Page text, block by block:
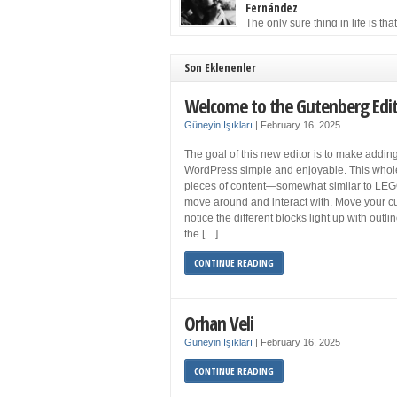
to solution may well be to get more sleep but
you get your 8 hours a night and still feel
Fernández
The only sure thing in life is that
sooner rather than later the leader of the
Revolution would succumb to that most strict
ways by the […]
Son Eklenenler
Welcome to the Gutenberg
Güneyin Işıkları February 16, 2025
The goal of this new editor is to make
WordPress simple and enjoyable. This
pieces of content—somewhat similar to
move around and interact with. Move your
notice the different blocks light up with
the […]
CONTINUE READING
Orhan Veli
Güneyin Işıkları February 16, 2025
CONTINUE READING